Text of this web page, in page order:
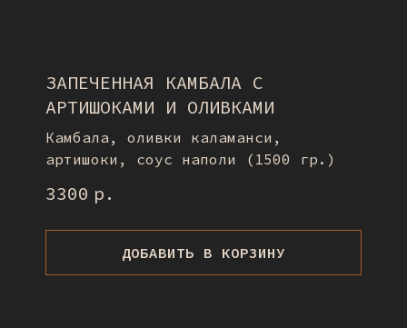
ЗАПЕЧЕННАЯ КАМБАЛА С
АРТИШОКАМИ И ОЛИВКАМИ
Камбала, оливки каламанси,
артишоки, соус наполи (1500 гр.)
3300 р.
ДОБАВИТЬ В КОРЗИНУ